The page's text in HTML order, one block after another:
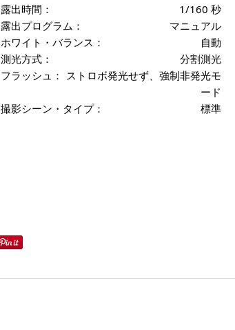
露出時間：
1/160 秒
露出プログラム：
マニュアル
ホワイト・バランス：
自動
測光方式：
分割測光
フラッシュ：
ストロボ発光せず、強制非発光モ
ード
撮影シーン・タイプ：
標準